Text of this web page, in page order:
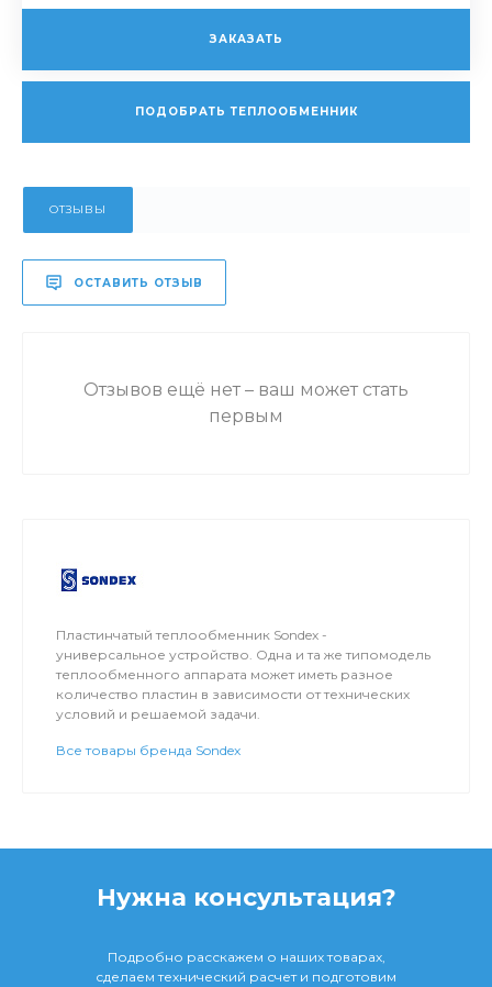
ЗАКАЗАТЬ
ПОДОБРАТЬ ТЕПЛООБМЕННИК
ОТЗЫВЫ
ОСТАВИТЬ ОТЗЫВ
Отзывов ещё нет – ваш может стать
первым
Пластинчатый теплообменник Sondex -
универсальное устройство. Одна и та же типомодель
теплообменного аппарата может иметь разное
количество пластин в зависимости от технических
условий и решаемой задачи.
Все товары бренда Sondex
Нужна консультация?
Подробно расскажем о наших товарах,
сделаем технический расчет и подготовим